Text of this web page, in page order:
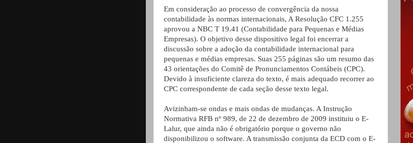
Em consideração ao processo de convergência da nossa
contabilidade às normas internacionais, A Resolução CFC 1.255
aprovou a NBC T 19.41 (Contabilidade para Pequenas e Médias
Empresas). O objetivo desse dispositivo legal foi encerrar a
discussão sobre a adoção da contabilidade internacional para
pequenas e médias empresas. Suas 255 páginas são um resumo das
43 orientações do Comitê de Pronunciamentos Contábeis (CPC).
Devido à insuficiente clareza do texto, é mais adequado recorrer ao
CPC correspondente de cada seção desse texto legal.
Avizinham-se ondas e mais ondas de mudanças. A Instrução
Normativa RFB nº 989, de 22 de dezembro de 2009 instituiu o E-
Lalur, que ainda não é obrigatório porque o governo não
disponibilizou o software. A transmissão conjunta da ECD com o E-